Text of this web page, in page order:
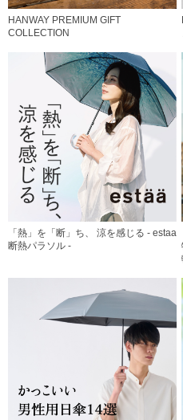
HANWAY PREMIUM GIFT
COLLECTION
「熱」を「断」ち、 涼を感じる - estaa
断熱パラソル -